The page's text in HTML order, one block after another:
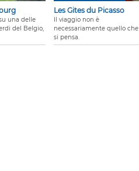
una delle
del Belgio,
Les Gites du Picasso
Il viaggio non è
necessariamente quello che
si pensa.